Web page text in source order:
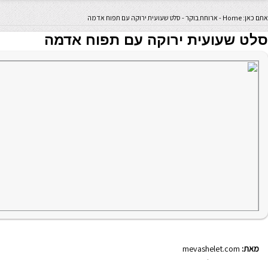
אתם כאן: Home
- ארוחת בוקר- סלט שעועית ירוקה עם תפוח אדמה
סלט שעועית ירוקה עם תפוח אדמה
מאת: mevashelet.com